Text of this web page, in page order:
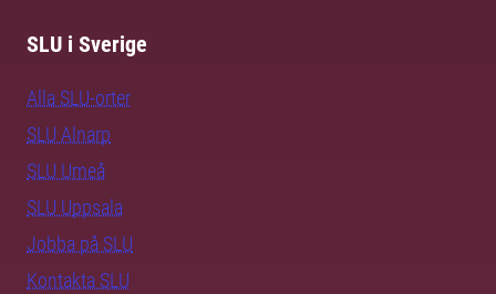
SLU i Sverige
Alla SLU-orter
SLU Alnarp
SLU Umeå
SLU Uppsala
Jobba på SLU
Kontakta SLU